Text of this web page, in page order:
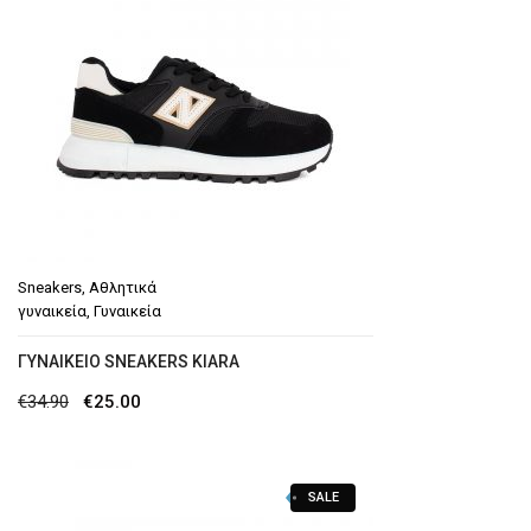
Sneakers, Αθλητικά
γυναικεία, Γυναικεία
ΓΥΝΑΙΚΕΊΟ SNEAKERS KIARA
€34.90
Original
€25.00
SALE